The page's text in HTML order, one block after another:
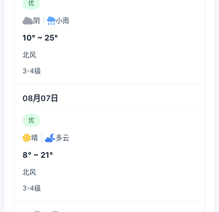
优
阴 小雨
10° ~ 25°
北风
3-4级
08月07日
优
晴 多云
8° ~ 21°
北风
3-4级